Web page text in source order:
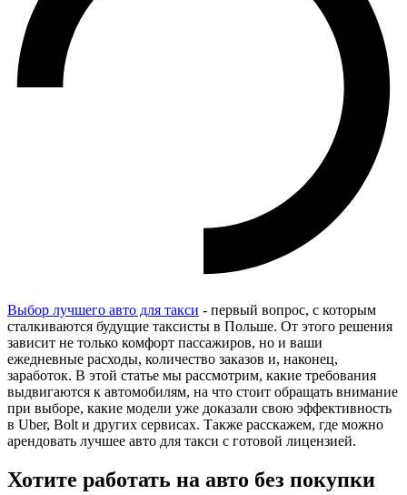
Выбор лучшего авто для такси - первый вопрос, с которым
сталкиваются будущие таксисты в Польше. От этого решения
зависит не только комфорт пассажиров, но и ваши
ежедневные расходы, количество заказов и, наконец,
заработок. В этой статье мы рассмотрим, какие требования
выдвигаются к автомобилям, на что стоит обращать внимание
при выборе, какие модели уже доказали свою эффективность
в Uber, Bolt и других сервисах. Также расскажем, где можно
арендовать лучшее авто для такси с готовой лицензией.
Хотите работать на авто без покупки